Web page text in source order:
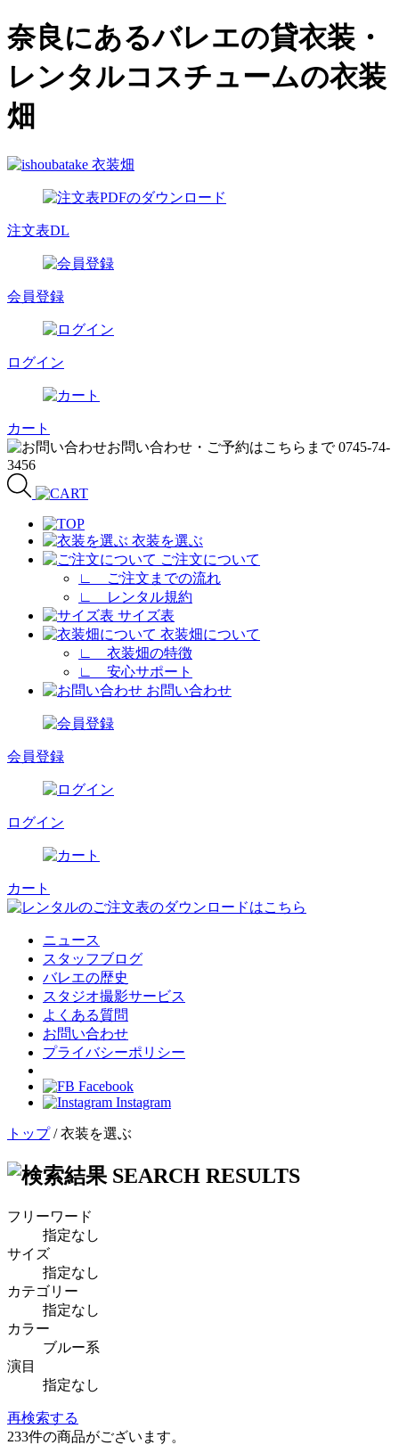
奈良にあるバレエの貸衣装・
レンタルコスチュームの衣装
畑
注文表DL
会員登録
ログイン
カート
衣装を選ぶ
ご注文について
∟
ご注文までの流れ
∟
レンタル規約
サイズ表
衣装畑について
∟ 衣装畑の特徴
∟ 安心サポート
お問い合わせ
会員登録
ログイン
カート
ニュース
スタッフブログ
バレエの歴史
スタジオ撮影サービス
よくある質問
お問い合わせ
プライバシーポリシー
Facebook
Instagram
トップ/ 衣装を選ぶ
フリーワード
指定なし
サイズ
指定なし
カテゴリー
指定なし
カラー
ブルー系
演目
指定なし
再検索する
233件の商品がございます。